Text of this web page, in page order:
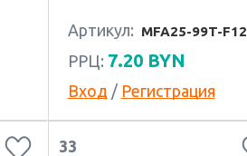
Артикул: MFA25-99T-F12
РРЦ: 7.20BYN
Вход / Регистрация
33